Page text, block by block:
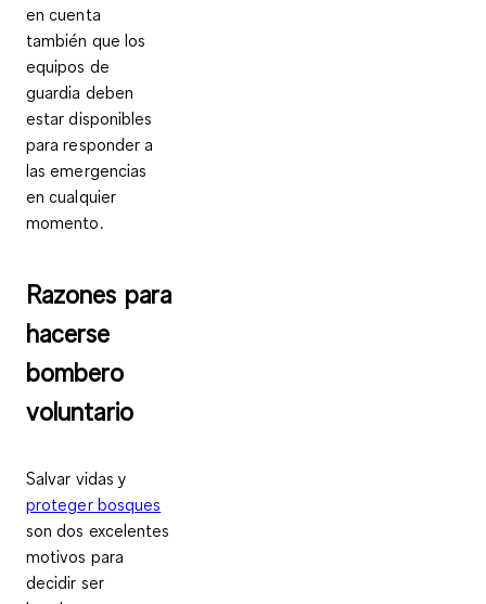
en cuenta
también que los
equipos de
guardia deben
estar disponibles
para responder a
las emergencias
en cualquier
momento.
Razones para
hacerse
bombero
voluntario
Salvar vidas y
proteger bosques
son dos excelentes
motivos para
decidir ser